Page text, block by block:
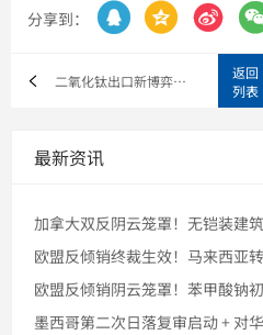
分享到：   
二氧化钛出口新博弈：1148美元税率背后，中巴贸易如何在高壁
返回
列表
最新资讯
加拿大双反阴云笼罩！无铠装建
欧盟反倾销阴云笼罩！苯甲酸钠
墨西哥第二次日落复审启动 + 对